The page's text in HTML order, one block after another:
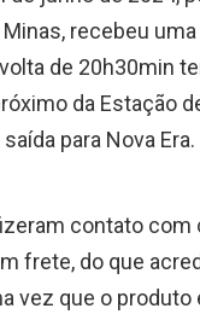
recebeu
de 20h30min
da Estação
para Nova Era.
contato com
frete, do que
vez que o